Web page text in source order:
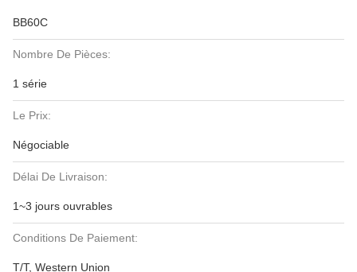
BB60C
Nombre De Pièces:
1 série
Le Prix:
Négociable
Délai De Livraison:
1~3 jours ouvrables
Conditions De Paiement:
T/T, Western Union